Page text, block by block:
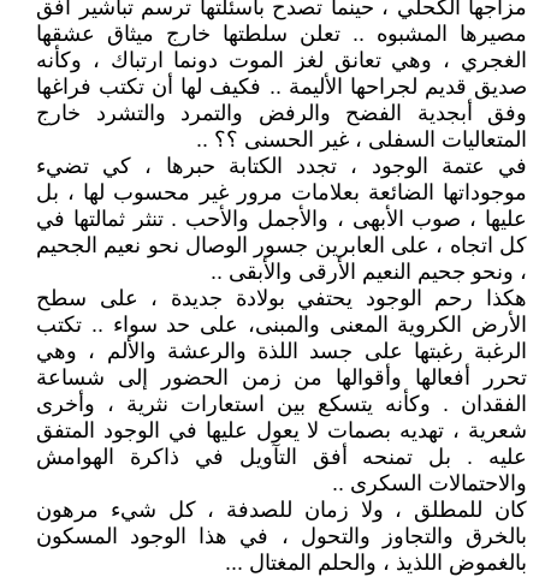
مزاجها الكحلي ، حينما تصدح بأسئلتها ترسم تباشير أفق
مصيرها المشبوه .. تعلن سلطتها خارج ميثاق عشقها
الغجري ، وهي تعانق لغز الموت دونما ارتباك ، وكأنه
صديق قديم لجراحها الأليمة .. فكيف لها أن تكتب فراغها
وفق أبجدية الفضح والرفض والتمرد والتشرد خارج
المتعاليات السفلى ، غير الحسنى ؟؟ ..
في عتمة الوجود ، تجدد الكتابة حبرها ، كي تضيء
موجوداتها الضائعة بعلامات مرور غير محسوب لها ، بل
عليها ، صوب الأبهى ، والأجمل والأحب . تنثر ثمالتها في
كل اتجاه ، على العابرين جسور الوصال نحو نعيم الجحيم
، ونحو جحيم النعيم الأرقى والأبقى ..
هكذا رحم الوجود يحتفي بولادة جديدة ، على سطح
الأرض الكروية المعنى والمبنى، على حد سواء .. تكتب
الرغبة رغبتها على جسد اللذة والرعشة والألم ، وهي
تحرر أفعالها وأقوالها من زمن الحضور إلى شساعة
الفقدان . وكأنه يتسكع بين استعارات نثرية ، وأخرى
شعرية ، تهديه بصمات لا يعول عليها في الوجود المتفق
عليه . بل تمنحه أفق التآويل في ذاكرة الهوامش
والاحتمالات السكرى ..
كان للمطلق ، ولا زمان للصدفة ، كل شيء مرهون
بالخرق والتجاوز والتحول ، في هذا الوجود المسكون
بالغموض اللذيذ ، والحلم المغتال ...